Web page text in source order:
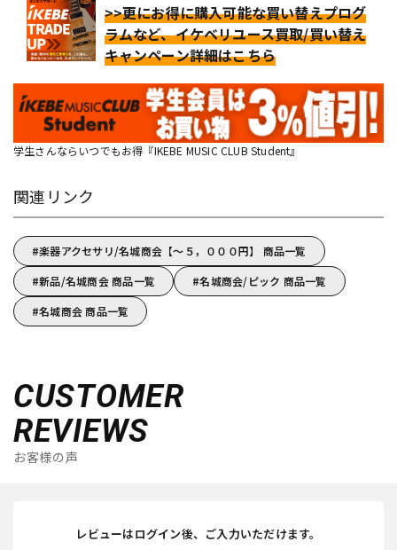
>>更にお得に購入可能な買い替えプログ
ラムなど、イケベリユース買取/買い替え
キャンペーン詳細はこちら
学生さんならいつでもお得『IKEBE MUSIC CLUB Student』
関連リンク
楽器アクセサリ/名城商会【～５，０００円】 商品一覧
新品/名城商会 商品一覧
名城商会/ピック 商品一覧
名城商会 商品一覧
CUSTOMER
REVIEWS
お客様の声
レビューはログイン後、ご入力いただけます。